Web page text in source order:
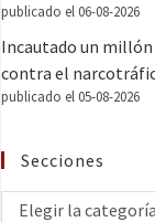
publicado el 06-08-2026
Incautado un millón
contra el
publicado el 05-08-2026
Secciones
Elegir la categoría